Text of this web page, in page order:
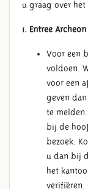
u graag over het
1. Entree Archeon
Voor een
voldoen.
voor een
geven
te
bij de
bezoek.
u dan bij
het
verifiëren.